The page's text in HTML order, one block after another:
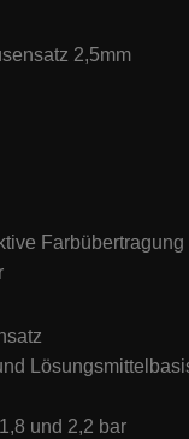
2,5mm
Farbübertragung
und 2,2 bar